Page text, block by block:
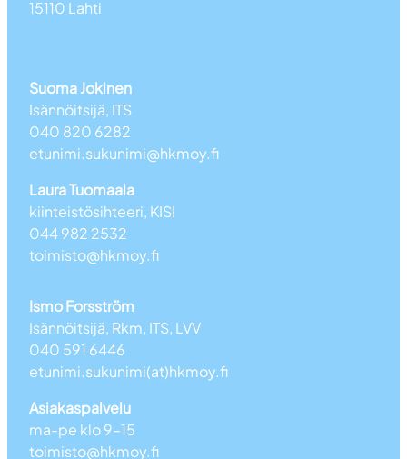
15110 Lahti
Suoma Jokinen
Isännöitsijä, ITS
040 820 6282
etunimi.sukunimi@hkmoy.fi
Laura Tuomaala
kiinteistösihteeri, KISI
044 982 2532
toimisto@hkmoy.fi
Ismo Forsström
Isännöitsijä, Rkm, ITS, LVV
040 591 6446
etunimi.sukunimi(at)hkmoy.fi
Asiakaspalvelu
ma-pe klo 9–15
toimisto@hkmoy.fi